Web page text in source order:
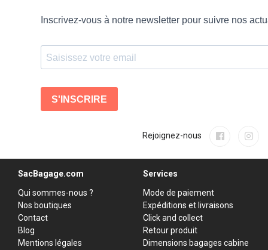
Rejoignez-nous
SacBagage.com
Qui sommes-nous ?
Nos boutiques
Contact
Blog
Mentions légales
Services
Mode de paiement
Expéditions et livraisons
Click and collect
Retour produit
Dimensions bagages cabine